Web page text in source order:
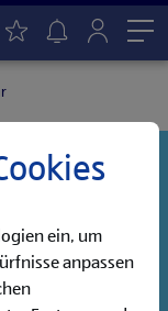
dich warten!
deinen
ein, um
anpassen